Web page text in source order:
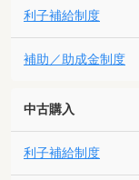
利子補給制度
補助／助成金制度
中古購入
利子補給制度